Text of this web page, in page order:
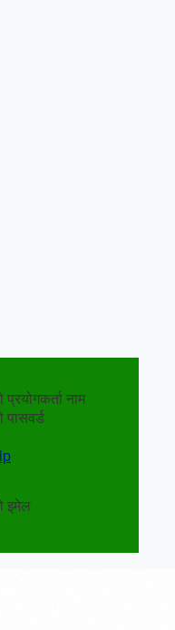
नाम
पासवर्ड
इमेल